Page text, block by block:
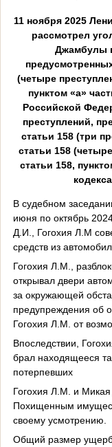
11 ноября 2025
рассмотрел
Джамбулы
(четыре
пунктом «а»
Российской
преступлений,
статьи 158 (три
статьи 158
статьи 158,
В судебном
июня по октябрь
Д.И., Гогохия Л.М
средств из
Гогохия Л.М.,
открывал двери
за окружающей
предупреждения об
Гогохия Л.М. от
Впоследствии,
брал находящееся
потерпевших
Гогохия Л.М. и Микая
Похищенным
своему усмотрению.
Общий размер